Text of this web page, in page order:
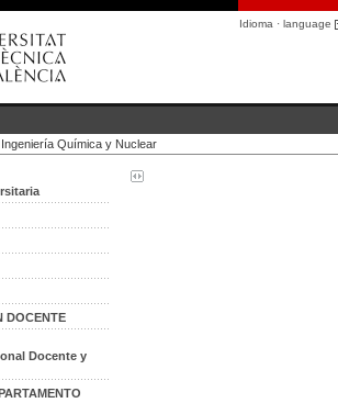
Idioma · language
Química y Nuclear
DOCENTE
Docente y